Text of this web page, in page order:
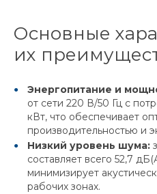
Основные
их
Энергопитание и
от сети 220 В/50 Гц с
кВт, что обеспечивает
производительностью и
Низкий уровень шума:
составляет всего 52,7
минимизирует
рабочих зонах.